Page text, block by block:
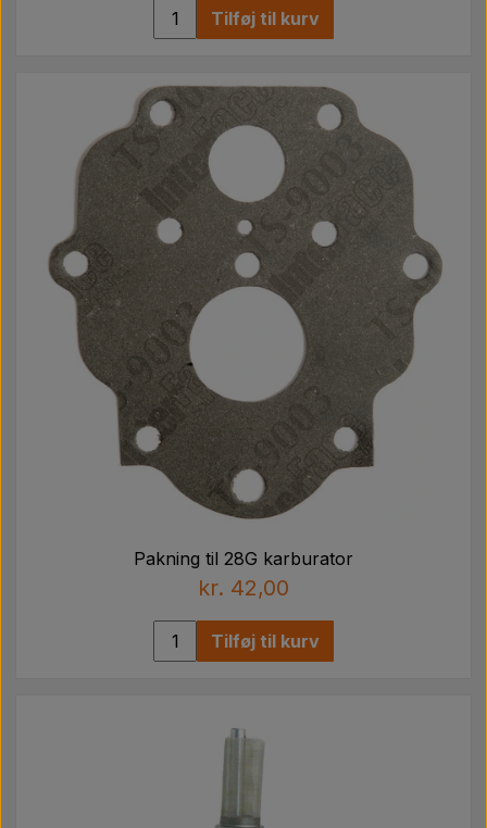
Tilføj til kurv
Pakning til 28G karburator
kr. 42,00
Tilføj til kurv